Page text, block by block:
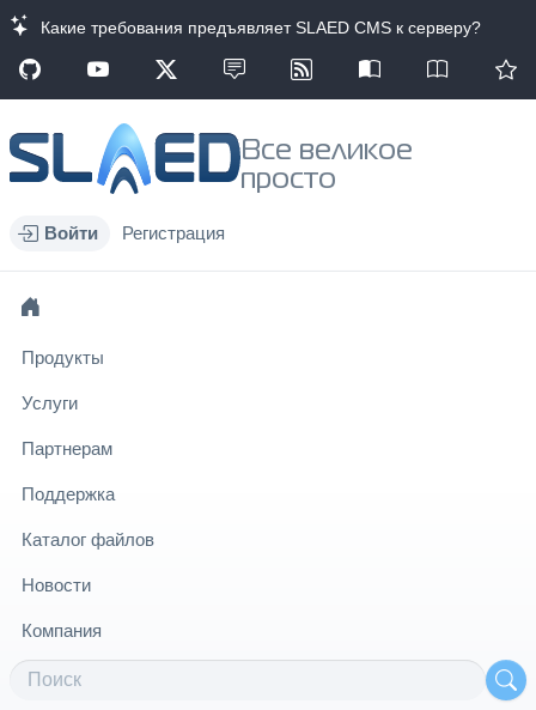
Какие требования предъявляет SLAED CMS к серверу?
Все великое
просто
Войти Регистрация
Продукты
Услуги
Партнерам
Поддержка
Каталог файлов
Новости
Компания